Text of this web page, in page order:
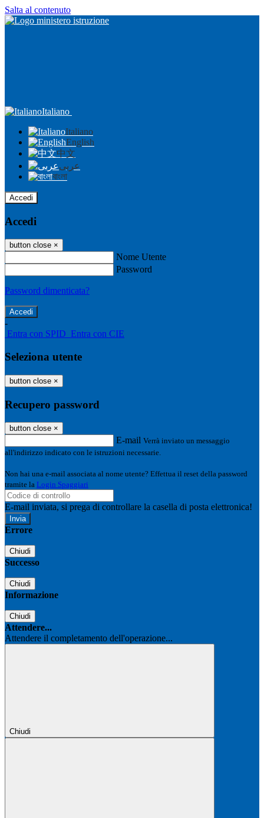
Salta al contenuto
Italiano
Italiano
English
中文
عربى
বাংলা
Accedi
Accedi
button close ×
Nome Utente
Password
Password dimenticata?
-
Entra con SPID Entra con CIE
Seleziona utente
button close ×
Recupero password
button close ×
E-mail Verrà inviato un messaggio
all'indirizzo indicato con le istruzioni necessarie.
Non hai una e-mail associata al nome utente? Effettua il reset della password
tramite la Login Spaggiari
E-mail inviata, si prega di controllare la casella di posta elettronica!
Errore
Chiudi
Successo
Chiudi
Informazione
Chiudi
Attendere...
Attendere il completamento dell'operazione...
Chiudi